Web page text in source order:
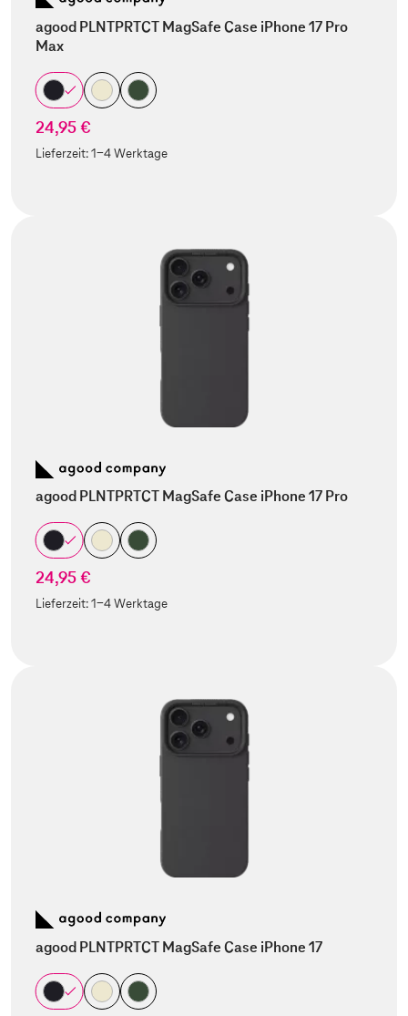
agood PLNTPRTCT MagSafe Case iPhone 17 Pro
Max
24,95 €
Lieferzeit:1-4 Werktage
agood PLNTPRTCT MagSafe Case iPhone 17 Pro
24,95 €
Lieferzeit:1-4 Werktage
agood PLNTPRTCT MagSafe Case iPhone 17